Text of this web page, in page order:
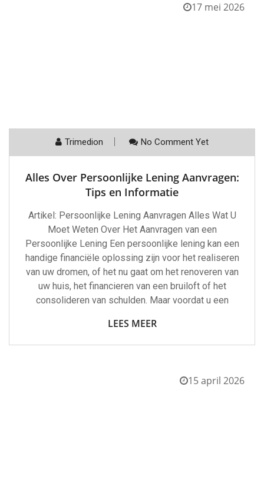
17 mei 2026
Trimedion No Comment Yet
Alles Over Persoonlijke Lening Aanvragen:
Tips en Informatie
Artikel: Persoonlijke Lening Aanvragen Alles Wat U
Moet Weten Over Het Aanvragen van een
Persoonlijke Lening Een persoonlijke lening kan een
handige financiële oplossing zijn voor het realiseren
van uw dromen, of het nu gaat om het renoveren van
uw huis, het financieren van een bruiloft of het
consolideren van schulden. Maar voordat u een
LEES MEER
15 april 2026